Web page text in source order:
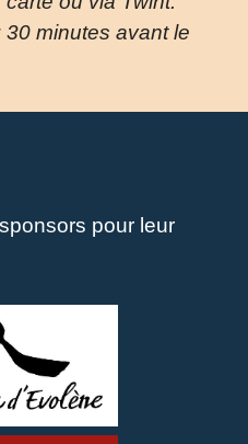
minutes avant le
pour leur